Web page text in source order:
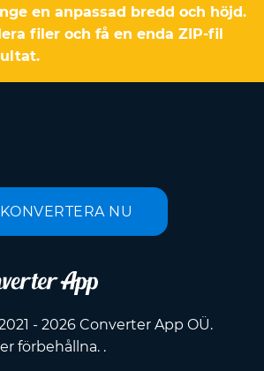
en anpassad bredd och höjd.
filer och få en enda ZIP-fil
KONVERTERA NU
- 2026 Converter App OÜ.
förbehållna. .